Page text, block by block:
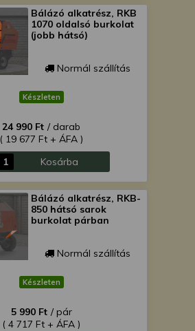
Bálázó alkatrész, RKB
1070 oldalsó burkolat
(jobb hátsó)
Normál szállítás
Készleten
24 990 Ft / darab
( 19 677 Ft + ÁFA )
Kosárba
Bálázó alkatrész, RKB-
850 hátsó sarok
burkolat párban
Normál szállítás
Készleten
5 990 Ft / pár
( 4 717 Ft + ÁFA )